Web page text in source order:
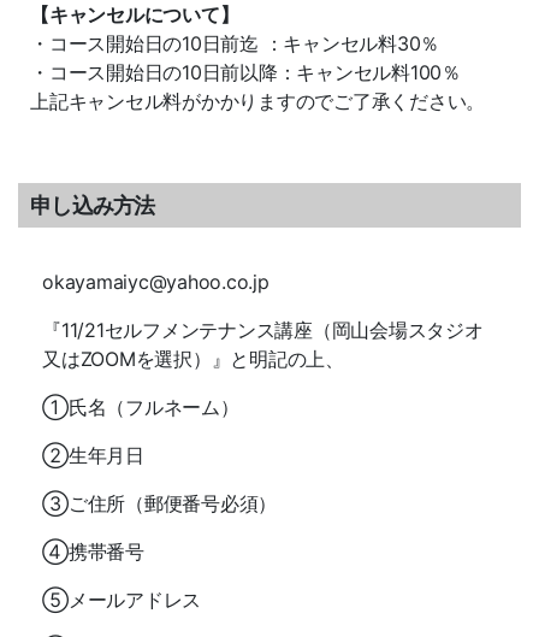
【キャンセルについて】
・コース開始日の10日前迄 ：キャンセル料30％
・コース開始日の10日前以降：キャンセル料100％
上記キャンセル料がかかりますのでご了承ください。
申し込み方法
okayamaiyc@yahoo.co.jp
『11/21セルフメンテナンス講座（岡山会場スタジオ
又はZOOMを選択）』と明記の上、
①氏名（フルネーム）
②生年月日
③ご住所（郵便番号必須）
④携帯番号
⑤メールアドレス